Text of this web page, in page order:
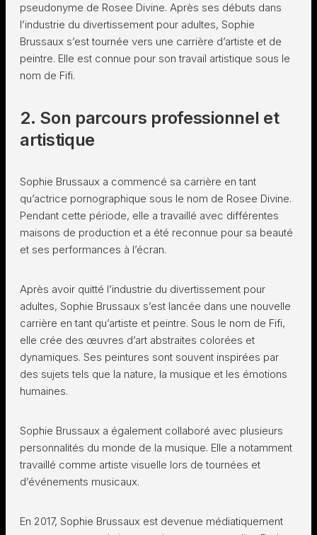
pseudonyme de Rosee Divine. Après ses débuts dans
l’industrie du divertissement pour adultes, Sophie
Brussaux s’est tournée vers une carrière d’artiste et de
peintre. Elle est connue pour son travail artistique sous le
nom de Fifi.
2. Son parcours professionnel et
artistique
Sophie Brussaux a commencé sa carrière en tant
qu’actrice pornographique sous le nom de Rosee Divine.
Pendant cette période, elle a travaillé avec différentes
maisons de production et a été reconnue pour sa beauté
et ses performances à l’écran.
Après avoir quitté l’industrie du divertissement pour
adultes, Sophie Brussaux s’est lancée dans une nouvelle
carrière en tant qu’artiste et peintre. Sous le nom de Fifi,
elle crée des œuvres d’art abstraites colorées et
dynamiques. Ses peintures sont souvent inspirées par
des sujets tels que la nature, la musique et les émotions
humaines.
Sophie Brussaux a également collaboré avec plusieurs
personnalités du monde de la musique. Elle a notamment
travaillé comme artiste visuelle lors de tournées et
d’événements musicaux.
En 2017, Sophie Brussaux est devenue médiatiquement